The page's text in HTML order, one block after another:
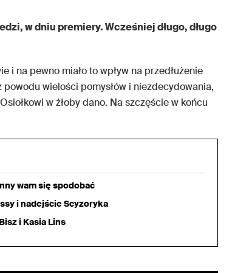
w dniu premiery. Wcześniej długo, długo
i na pewno miało to wpływ na przedłużenie
powodu wielości pomysłów i niezdecydowania,
w żłoby dano. Na szczęście w końcu
wam się spodobać
i nadejście Scyzoryka
i Kasia Lins